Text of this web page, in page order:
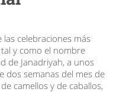
las celebraciones más
y como el nombre
de Janadriyah, a unos
dos semanas del mes de
camellos y de caballos,